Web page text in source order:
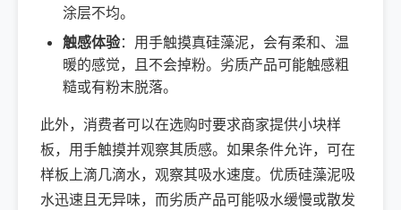
涂层不均。
触感体验：用手触摸真硅藻泥，会有柔和、温
暖的感觉，且不会掉粉。劣质产品可能触感粗
糙或有粉末脱落。
此外，消费者可以在选购时要求商家提供小块样
板，用手触摸并观察其质感。如果条件允许，可在
样板上滴几滴水，观察其吸水速度。优质硅藻泥吸
水迅速且无异味，而劣质产品可能吸水缓慢或散发